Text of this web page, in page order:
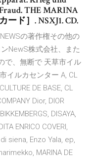
THE MARINA
ード］. NSXJ1. CD.
の著作権その他の
NewS株式会社、また
で、無断で 天草市イル
イルカセンター A, CL
DE BASE, CL
Dior, DIOR
DISAYA,
ENRICO COVERI,
siena, Enzo Yala, ep,
MARINA DE